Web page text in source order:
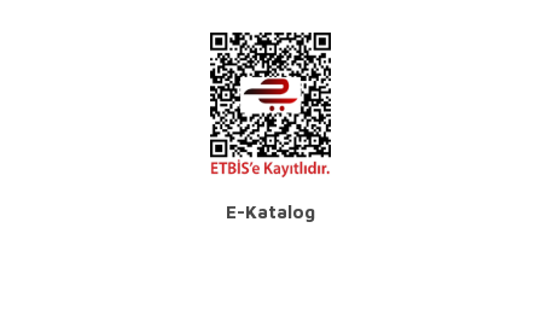
E-Katalog